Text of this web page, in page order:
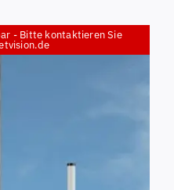
- Bitte kontaktieren Sie